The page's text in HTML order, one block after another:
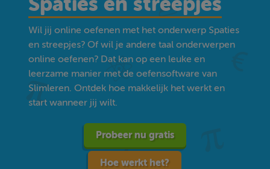
Wil jij online oefenen met het onderwerp Spaties
en streepjes? Of wil je andere taal onderwerpen
online oefenen? Dat kan op een leuke en
leerzame manier met de oefensoftware van
Slimleren. Ontdek hoe makkelijk het werkt en
start wanneer jij wilt.
Probeer nu gratis
Hoe werkt het?